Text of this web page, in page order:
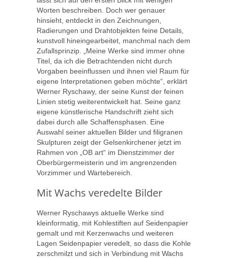
Worten beschreiben. Doch wer genauer
hinsieht, entdeckt in den Zeichnungen,
Radierungen und Drahtobjekten feine Details,
kunstvoll hineingearbeitet, manchmal nach dem
Zufallsprinzip. „Meine Werke sind immer ohne
Titel, da ich die Betrachtenden nicht durch
Vorgaben beeinflussen und ihnen viel Raum für
eigene Interpretationen geben möchte“, erklärt
Werner Ryschawy, der seine Kunst der feinen
Linien stetig weiterentwickelt hat. Seine ganz
eigene künstlerische Handschrift zieht sich
dabei durch alle Schaffensphasen. Eine
Auswahl seiner aktuellen Bilder und filigranen
Skulpturen zeigt der Gelsenkirchener jetzt im
Rahmen von „OB art“ im Dienstzimmer der
Oberbürgermeisterin und im angrenzenden
Vorzimmer und Wartebereich.
Mit Wachs veredelte Bilder
Werner Ryschawys aktuelle Werke sind
kleinformatig, mit Kohlestiften auf Seidenpapier
gemalt und mit Kerzenwachs und weiteren
Lagen Seidenpapier veredelt, so dass die Kohle
zerschmilzt und sich in Verbindung mit Wachs